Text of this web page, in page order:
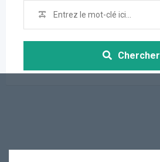
Chercher